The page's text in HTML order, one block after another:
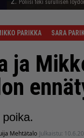
Poliisi teki surullisen
PARIKKA SARA
ja
Mehtätalo Julkaistu: